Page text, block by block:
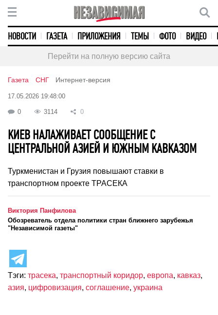
НОВОСТИ ГАЗЕТА ПРИЛОЖЕНИЯ ТЕМЫ ФОТО ВИДЕО
Перейти на полную версию сайта
Газета СНГ Интернет-версия
17.05.2026 19:48:00
0 3114 0
КИЕВ НАЛАЖИВАЕТ СООБЩЕНИЕ С
ЦЕНТРАЛЬНОЙ АЗИЕЙ И ЮЖНЫМ КАВКАЗОМ
Туркменистан и Грузия повышают ставки в
транспортном проекте ТРАСЕКА
Виктория Панфилова
Обозреватель отдела политики стран ближнего зарубежья
"Независимой газеты"
Тэги: трасека, транспортный коридор, европа, кавказ,
азия, цифровизация, соглашение, украина